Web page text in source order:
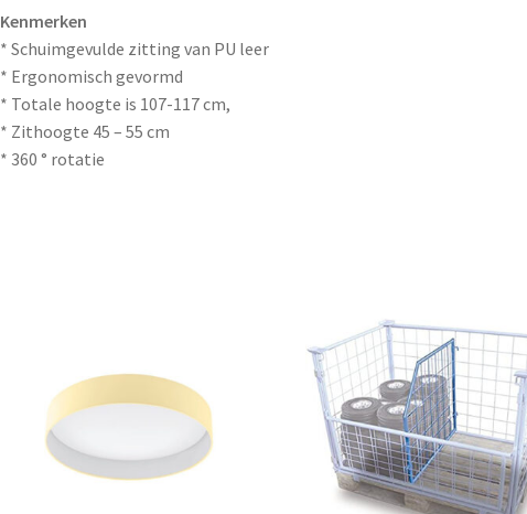
Kenmerken
* Schuimgevulde zitting van PU leer
* Ergonomisch gevormd
* Totale hoogte is 107-117 cm,
* Zithoogte 45 – 55 cm
* 360 ° rotatie